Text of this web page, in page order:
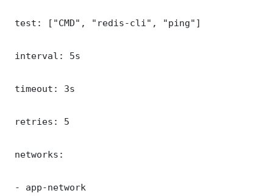
test: ["CMD", "redis-cli", "ping"]
interval: 5s
timeout: 3s
retries: 5
networks:
- app-network